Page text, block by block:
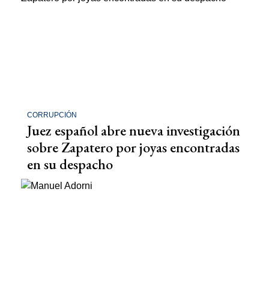
CORRUPCIÓN
Juez español abre nueva investigación
sobre Zapatero por joyas encontradas
en su despacho